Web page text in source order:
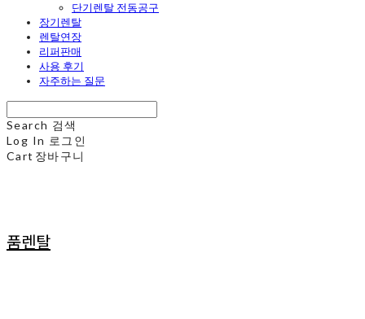
단기렌탈 전동공구
장기렌탈
렌탈연장
리퍼판매
사용 후기
자주하는 질문
Search 검색
Log In 로그인
Cart 장바구니
품렌탈